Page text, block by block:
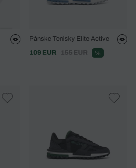
Pánske Tenisky Elite Active
109 EUR
155 EUR %